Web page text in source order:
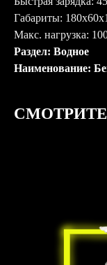
Габариты:
Макс. нагрузка:
Раздел: Водное
Наименование: